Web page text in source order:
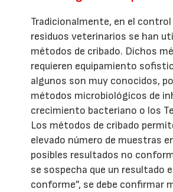
Tradicionalmente, en el
residuos veterinarios se han
métodos de cribado. Dichos
requieren equipamiento
algunos son muy conocidos,
métodos microbiológicos de
crecimiento bacteriano o los
Los métodos de cribado
elevado número de muestras
posibles resultados no
se sospecha que un resultado
conforme”, se debe confirmar